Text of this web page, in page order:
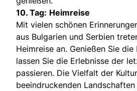
10. Tag: Heimreise
Mit vielen schönen
aus Bulgarien und Serbien
Heimreise an. Genießen Sie
lassen Sie die Erlebnisse der
passieren. Die Vielfalt der
beeindruckenden